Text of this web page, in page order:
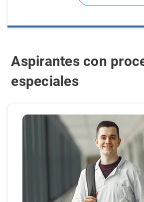
Aspirantes con
especiales